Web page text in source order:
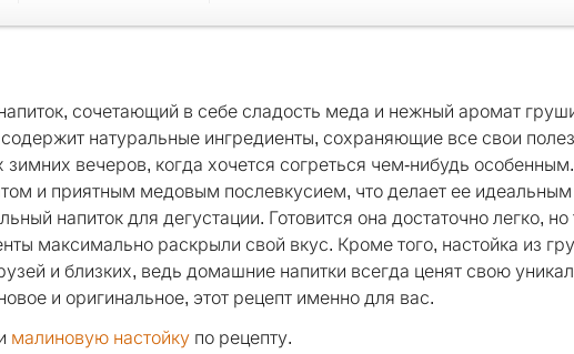
сочетающий в себе сладость меда и нежный аромат
содержит натуральные ингредиенты, сохраняющие все свои
вечеров, когда хочется согреться чем-нибудь особенным.
и приятным медовым послевкусием, что делает ее идеальным
напиток для дегустации. Готовится она достаточно легко, но
максимально раскрыли свой вкус. Кроме того, настойка из
и близких, ведь домашние напитки всегда ценят свою
и оригинальное, этот рецепт именно для вас.
малиновую настойку по рецепту.